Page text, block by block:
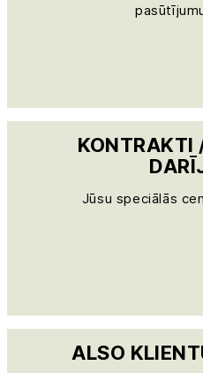
KONTRAKTI
Jūsu speciālās
ALSO